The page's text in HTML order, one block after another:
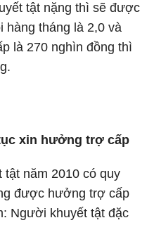
tật nặng thì sẽ được
hàng tháng là 2,0 và
là 270 nghìn đồng thì
xin hưởng trợ cấp
năm 2010 có quy
được hưởng trợ cấp
Người khuyết tật đặc